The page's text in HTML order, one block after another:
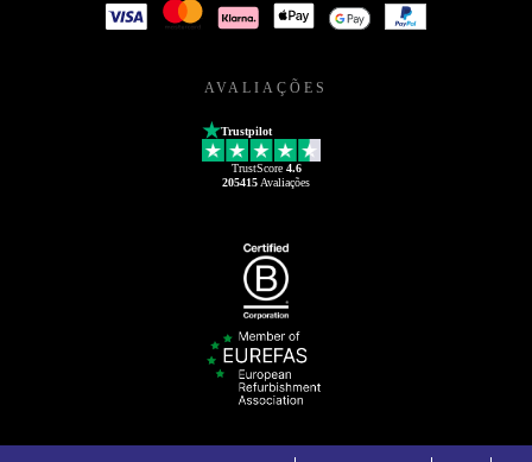
AVALIAÇÕES
Trustpilot
TrustScore 4.6
205415 Avaliações